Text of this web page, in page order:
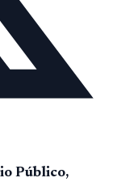
Público,